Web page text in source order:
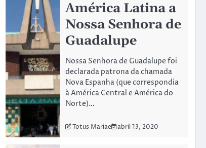
América Latina a
Nossa Senhora de
Guadalupe
Nossa Senhora de Guadalupe foi
declarada patrona da chamada
Nova Espanha (que correspondia
à América Central e América do
Norte)…
Totus Mariae abril 13, 2020